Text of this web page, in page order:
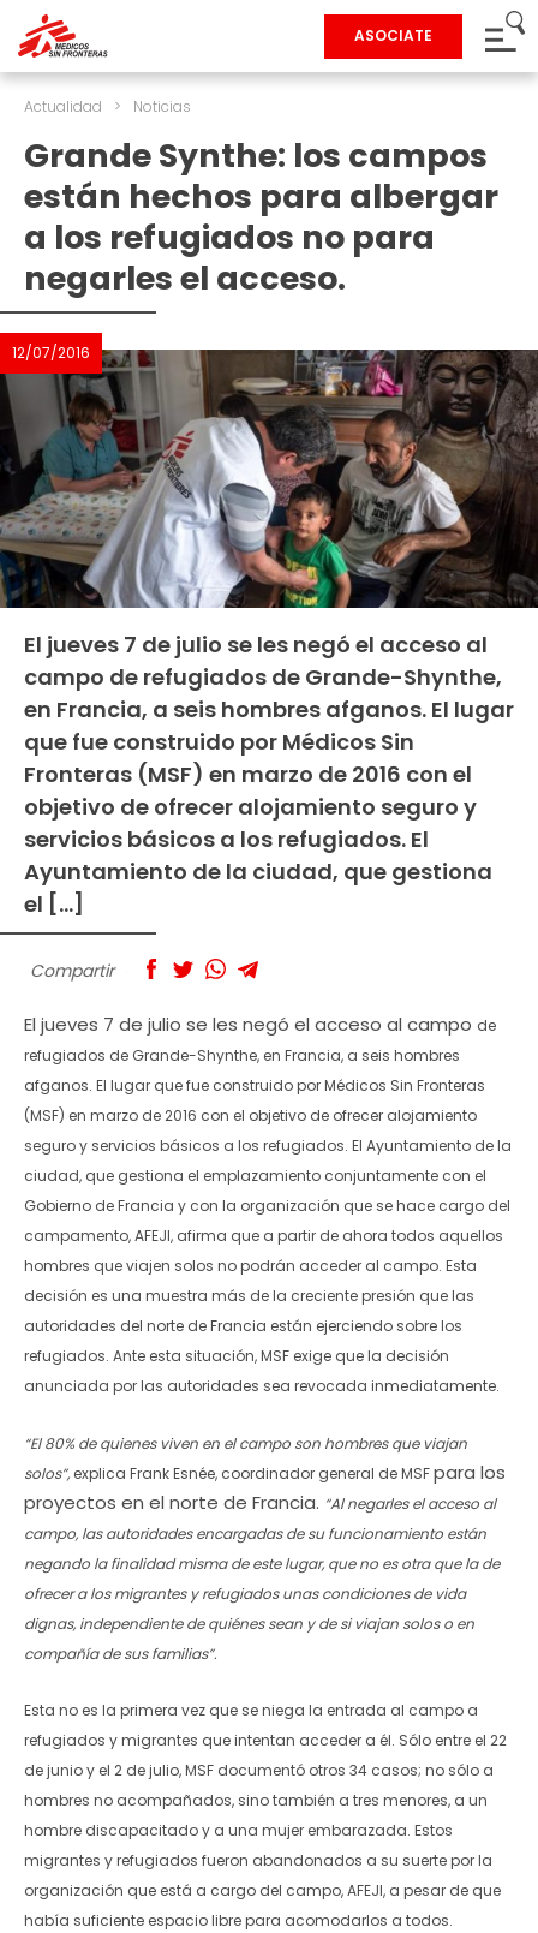
ASOCIATE
Actualidad > Noticias
Grande Synthe: los campos
están hechos para albergar
a los refugiados no para
negarles el acceso.
12/07/2016
El jueves 7 de julio se les negó el acceso al
campo de refugiados de Grande-Shynthe,
en Francia, a seis hombres afganos. El lugar
que fue construido por Médicos Sin
Fronteras (MSF) en marzo de 2016 con el
objetivo de ofrecer alojamiento seguro y
servicios básicos a los refugiados. El
Ayuntamiento de la ciudad, que gestiona
el […]
Compartir
El jueves 7 de julio se les negó el acceso al campo de
refugiados de Grande-Shynthe, en Francia, a seis hombres
afganos. El lugar que fue construido por Médicos Sin Fronteras
(MSF) en marzo de 2016 con el objetivo de ofrecer alojamiento
seguro y servicios básicos a los refugiados. El Ayuntamiento de la
ciudad, que gestiona el emplazamiento conjuntamente con el
Gobierno de Francia y con la organización que se hace cargo del
campamento, AFEJI, afirma que a partir de ahora todos aquellos
hombres que viajen solos no podrán acceder al campo. Esta
decisión es una muestra más de la creciente presión que las
autoridades del norte de Francia están ejerciendo sobre los
refugiados. Ante esta situación, MSF exige que la decisión
anunciada por las autoridades sea revocada inmediatamente.
“El 80% de quienes viven en el campo son hombres que viajan
solos”, explica Frank Esnée, coordinador general de MSFpara los
proyectos en el norte de Francia. “Al negarles el acceso al
campo, las autoridades encargadas de su funcionamiento están
negando la finalidad misma de este lugar, que no es otra que la de
ofrecer a los migrantes y refugiados unas condiciones de vida
dignas, independiente de quiénes sean y de si viajan solos o en
compañía de sus familias”.
Esta no es la primera vez que se niega la entrada al campo a
refugiados y migrantes que intentan acceder a él. Sólo entre el 22
de junio y el 2 de julio, MSF documentó otros 34 casos; no sólo a
hombres no acompañados, sino también a tres menores, a un
hombre discapacitado y a una mujer embarazada. Estos
migrantes y refugiados fueron abandonados a su suerte por la
organización que está a cargo del campo, AFEJI, a pesar de que
había suficiente espacio libre para acomodarlos a todos.